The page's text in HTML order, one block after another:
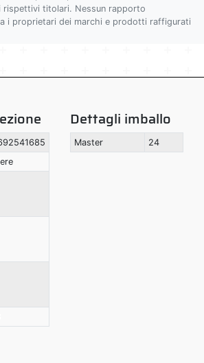
rispettivi titolari. Nessun rapporto
i proprietari dei marchi e prodotti raffigurati
Dettagli imballo
Master 24